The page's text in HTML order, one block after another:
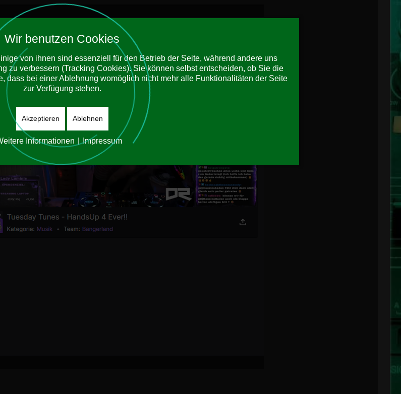
Wir benutzen Cookies
von ihnen sind essenziell für den Betrieb der Seite, während andere uns
zu verbessern (Tracking Cookies). Sie können selbst entscheiden, ob Sie die
dass bei einer Ablehnung womöglich nicht mehr alle Funktionalitäten der Seite
zur Verfügung stehen.
Akzeptieren Ablehnen
Informationen Impressum